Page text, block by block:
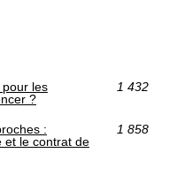
les
?
1 432
:
et le contrat de
1 858